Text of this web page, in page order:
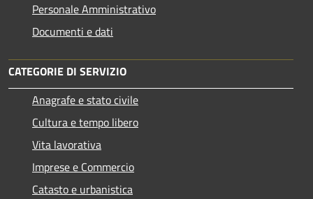
Personale Amministrativo
Documenti e dati
CATEGORIE DI SERVIZIO
Anagrafe e stato civile
Cultura e tempo libero
Vita lavorativa
Imprese e Commercio
Catasto e urbanistica